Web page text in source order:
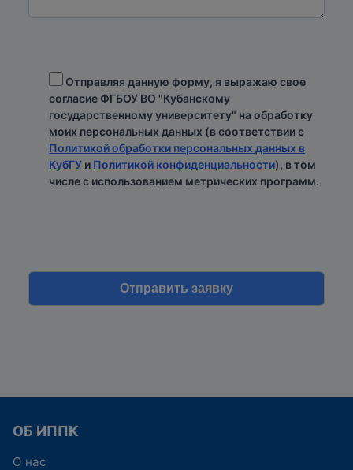
Отправляя данную форму, я выражаю свое
согласие ФГБОУ ВО "Кубанскому
государственному университету" на обработку
моих персональных данных (в соответствии с
Политикой обработки персональных данных в
КубГУ и Политикой конфиденциальности), в том
числе с использованием метрических программ.
ОБ ИППК
О нас